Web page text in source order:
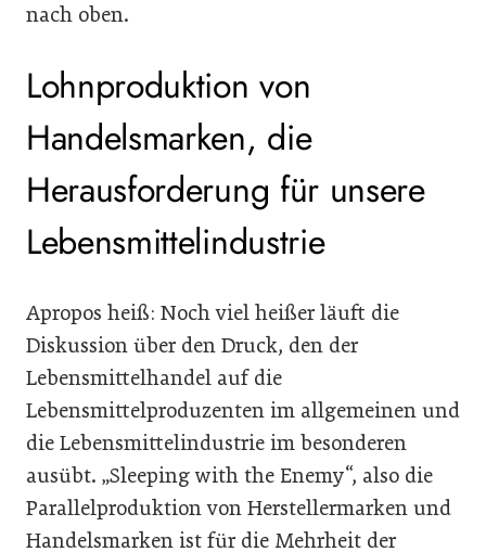
nach oben.
Lohnproduktion von
Handelsmarken, die
Herausforderung für unsere
Lebensmittelindustrie
Apropos heiß: Noch viel heißer läuft die
Diskussion über den Druck, den der
Lebensmittelhandel auf die
Lebensmittelproduzenten im allgemeinen und
die Lebensmittelindustrie im besonderen
ausübt. „Sleeping with the Enemy“, also die
Parallelproduktion von Herstellermarken und
Handelsmarken ist für die Mehrheit der